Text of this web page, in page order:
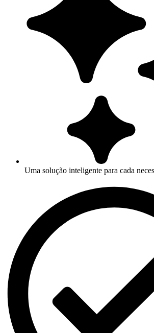
Uma solução inteligente para cada